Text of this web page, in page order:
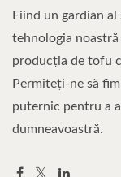
Fiind un gardian
tehnologia
producția de tofu
Permiteți-ne să
puternic pentru a
dumneavoastră.